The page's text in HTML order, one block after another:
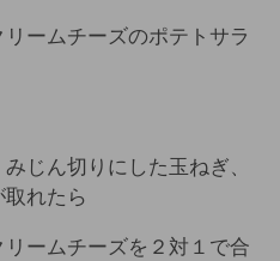
リームチーズのポテトサラ
じん切りにした玉ねぎ、
れたら
リームチーズを２対１で合